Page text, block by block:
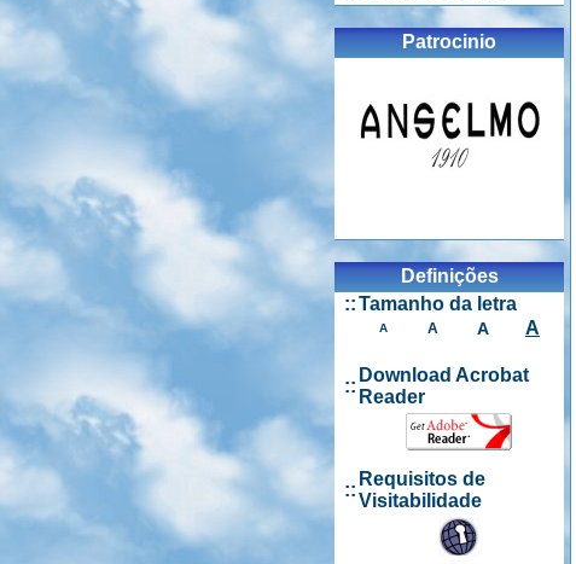
Patrocinio
Definições
::Tamanho da letra
A A A A
::
Download Acrobat
Reader
::
Requisitos de
Visitabilidade